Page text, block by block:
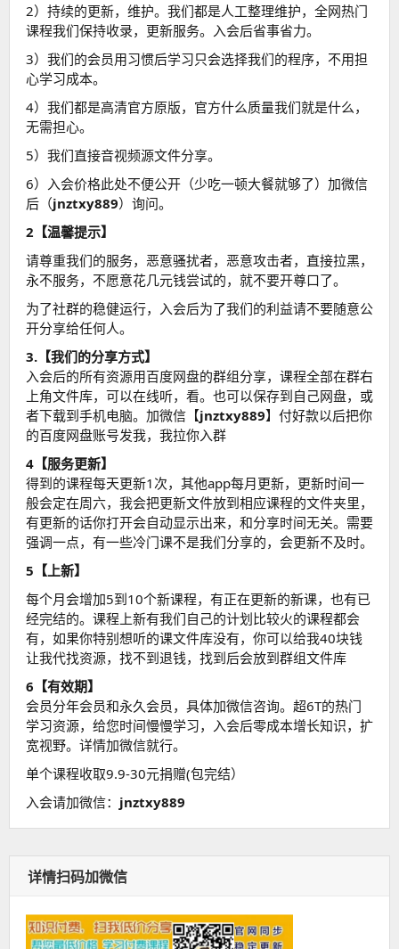
2）持续的更新，维护。我们都是人工整理维护，全网热门
课程我们保持收录，更新服务。入会后省事省力。
3）我们的会员用习惯后学习只会选择我们的程序，不用担
心学习成本。
4）我们都是高清官方原版，官方什么质量我们就是什么，
无需担心。
5）我们直接音视频源文件分享。
6）入会价格此处不便公开（少吃一顿大餐就够了）加微信
后（jnztxy889）询问。
2【温馨提示】
请尊重我们的服务，恶意骚扰者，恶意攻击者，直接拉黑，
永不服务，不愿意花几元钱尝试的，就不要开尊口了。
为了社群的稳健运行，入会后为了我们的利益请不要随意公
开分享给任何人。
3.【我们的分享方式】
入会后的所有资源用百度网盘的群组分享，课程全部在群右
上角文件库，可以在线听，看。也可以保存到自己网盘，或
者下载到手机电脑。加微信【jnztxy889】付好款以后把你
的百度网盘账号发我，我拉你入群
4【服务更新】
得到的课程每天更新1次，其他app每月更新，更新时间一
般会定在周六，我会把更新文件放到相应课程的文件夹里，
有更新的话你打开会自动显示出来，和分享时间无关。需要
强调一点，有一些冷门课不是我们分享的，会更新不及时。
5【上新】
每个月会增加5到10个新课程，有正在更新的新课，也有已
经完结的。课程上新有我们自己的计划比较火的课程都会
有，如果你特别想听的课文件库没有，你可以给我40块钱
让我代找资源，找不到退钱，找到后会放到群组文件库
6【有效期】
会员分年会员和永久会员，具体加微信咨询。超6T的热门
学习资源，给您时间慢慢学习，入会后零成本增长知识，扩
宽视野。详情加微信就行。
单个课程收取9.9-30元捐赠(包完结）
入会请加微信： jnztxy889
详情扫码加微信